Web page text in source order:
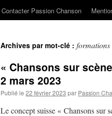
Contacter Passion Chanson
Archives par mot-clé : formations
« Chansons sur
2 mars 2023
Publié le 22 février 2023 par Passion
Le concept suisse « Chansons sur